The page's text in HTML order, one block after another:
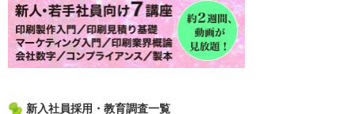
新入社員採用・教育調査一覧